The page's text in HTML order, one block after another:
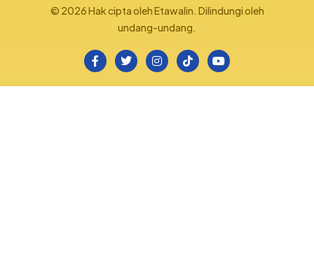
© 2026 Hak cipta oleh Etawalin. Dilindungi oleh
undang-undang.